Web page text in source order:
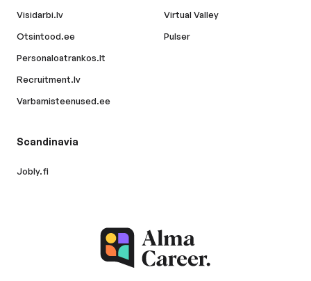
Visidarbi.lv
Otsintood.ee
Personaloatrankos.lt
Recruitment.lv
Varbamisteenused.ee
Virtual Valley
Pulser
Scandinavia
Jobly.fi